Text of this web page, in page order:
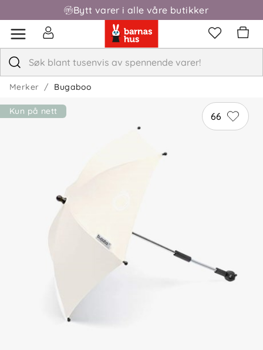
Bytt varer i alle våre butikker
Fri frakt over 1000,-
Merker Bugaboo
66
Kun på nett